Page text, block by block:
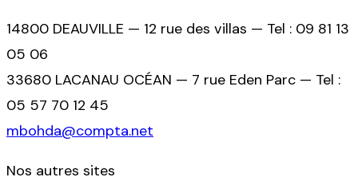
14800 DEAUVILLE — 12 rue des villas — Tel : 09 81 13
05 06
33680 LACANAU OCÉAN — 7 rue Eden Parc — Tel :
05 57 70 12 45
mbohda@compta.net
Nos autres sites